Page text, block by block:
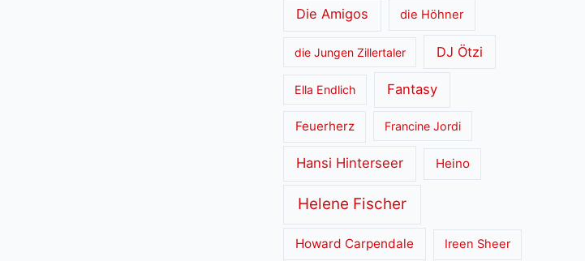
Die Amigos die Höhner
die Jungen Zillertaler DJ Ötzi
Ella Endlich Fantasy
Feuerherz Francine Jordi
Hansi Hinterseer Heino
Helene Fischer
Howard Carpendale Ireen Sheer